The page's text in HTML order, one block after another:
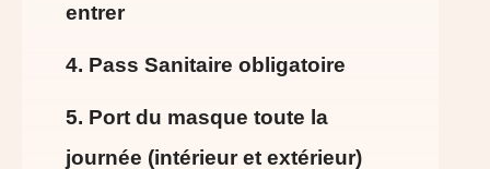
entrer
4. Pass Sanitaire obligatoire
5. Port du masque toute la
journée (intérieur et extérieur)